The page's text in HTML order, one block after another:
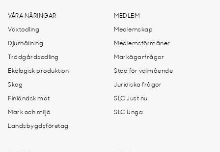
VÅRA NÄRINGAR
Växtodling
Djurhållning
Trädgårdsodling
Ekologisk produktion
Skog
Finländsk mat
Mark och miljö
Landsbygdsföretag
MEDLEM
Medlemskap
Medlemsförmåner
Markägarfrågor
Stöd för välmående
Juridiska frågor
SLC Just nu
SLC Unga